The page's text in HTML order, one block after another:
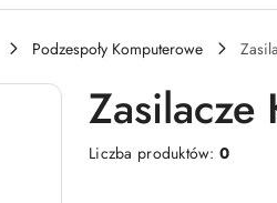
Podzespoły Komputerowe
Zasilacze
Liczba produktów:0